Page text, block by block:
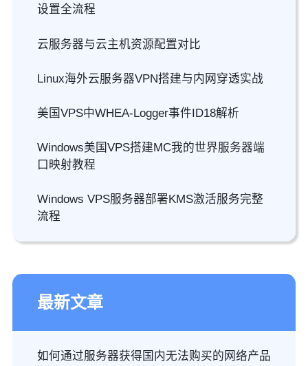
设置全流程
云服务器与云主机资源配置对比
Linux海外云服务器VPN搭建与内网穿透实战
美国VPS中WHEA-Logger事件ID18解析
Windows美国VPS搭建MC我的世界服务器端
口映射教程
Windows VPS服务器部署KMS激活服务完整
流程
最新文章
如何通过服务器获得国内无法购买的网络产品